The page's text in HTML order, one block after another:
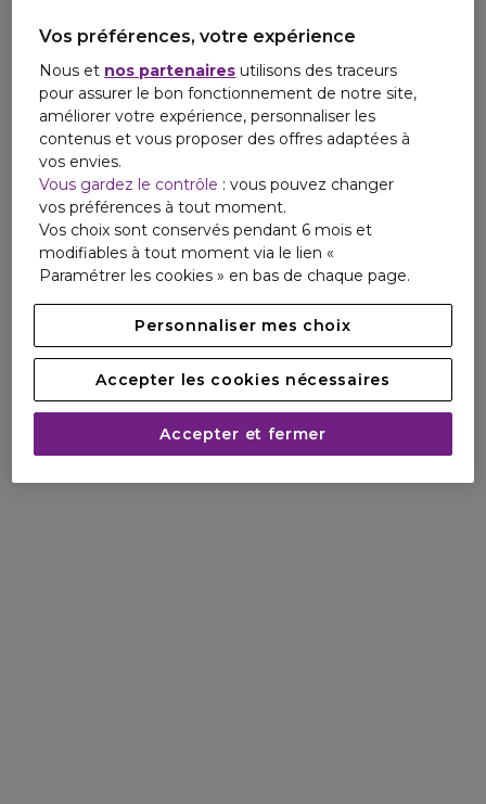
Vos préférences, votre expérience
Nous et nos partenaires utilisons des traceurs
pour assurer le bon fonctionnement de notre site,
améliorer votre expérience, personnaliser les
contenus et vous proposer des offres adaptées à
vos envies.
Vous gardez le contrôle : vous pouvez changer
vos préférences à tout moment.
Vos choix sont conservés pendant 6 mois et
modifiables à tout moment via le lien «
Paramétrer les cookies » en bas de chaque page.
Personnaliser mes choix
Accepter les cookies nécessaires
Accepter et fermer